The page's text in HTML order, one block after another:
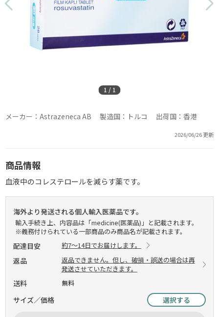
1 / 1
メーカー：Astrazeneca AB 製造国：トルコ 出荷国：香港
2026/06/26 更新
商品情報
血液中のコレステロールを減らす薬です。
海外より発送される個人輸入医薬品です。
輸入手続き上、内容品は「medicine(医薬品)」と記載されます。
※義務付けられている一部商品のみ商品名が記載されます。
配達目安 約7～14日でお届けします。
返品
返品できません。但し、破損・誤送の場合は再
発送させていただきます。
送料 無料
サイズ／価格 選択する